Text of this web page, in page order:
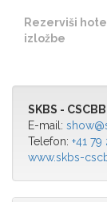
Rezerviši
izložbe
SKBS -
E-mail:
Telefon: +41
www.skbs-